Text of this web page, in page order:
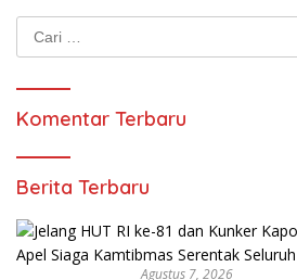
Cari
untuk:
Komentar Terbaru
Berita Terbaru
Agustus 7, 2026